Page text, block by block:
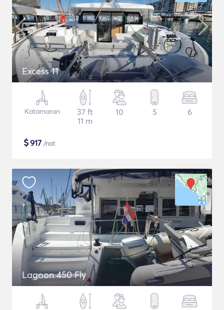
Excess 11
Katamaran
37 ft
11 m
10 5 6
$917 /nat
Lagoon 450 Fly